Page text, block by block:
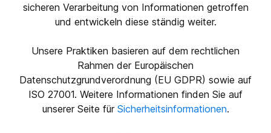
sicheren Verarbeitung von Informationen getroffen
und entwickeln diese ständig weiter.
Unsere Praktiken basieren auf dem rechtlichen
Rahmen der Europäischen
Datenschutzgrundverordnung (EU GDPR) sowie auf
ISO 27001. Weitere Informationen finden Sie auf
unserer Seite für Sicherheitsinformationen.